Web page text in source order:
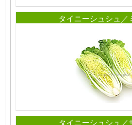
タイニーシュシュ／
タイニーシュシュ